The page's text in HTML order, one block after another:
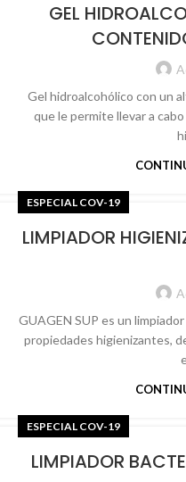
GEL
Gel hidroalcohólico con un
que le permite llevar a
ESPECIAL COV-19
LIMPIADOR
GUAGEN SUP es un
propiedades higienizantes,
ESPECIAL COV-19
LIMPIADOR